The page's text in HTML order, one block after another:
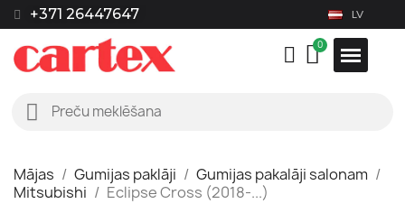
+371 26447647 LV
Mājas Gumijas paklāji
Gumijas pakalāji salonam
Mitsubishi
Eclipse Cross (2018-...)